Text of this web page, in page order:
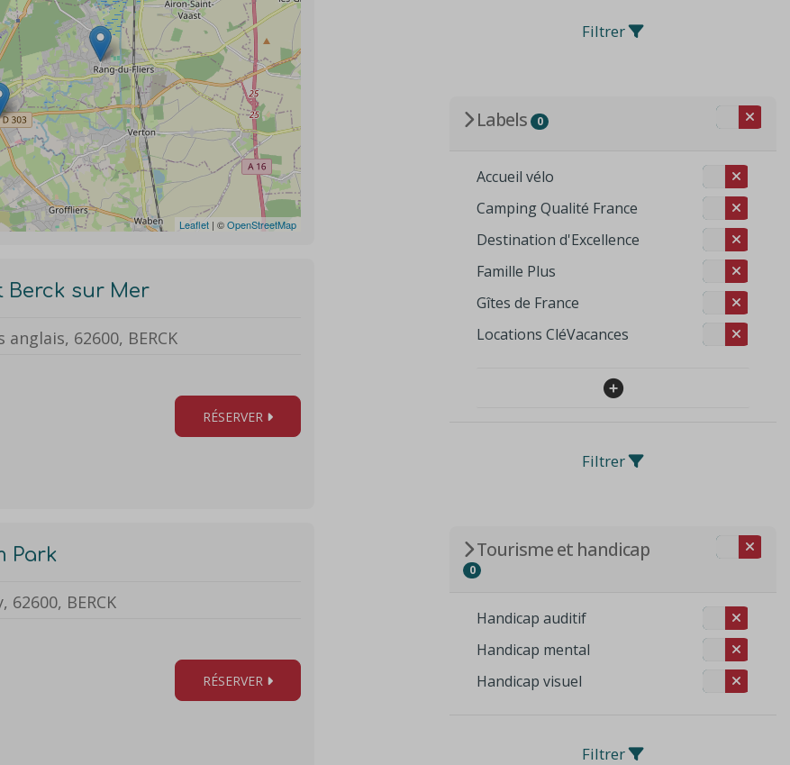
Leaflet | ©OpenStreetMap
Berck sur Mer
62600, BERCK
RÉSERVER
Park
62600, BERCK
RÉSERVER
Filtrer
Labels 0
Accueil vélo
Camping Qualité France
Destination d'Excellence
Famille Plus
Gîtes de France
Locations CléVacances
Filtrer
Tourisme et handicap
0
Handicap auditif
Handicap mental
Handicap visuel
Filtrer